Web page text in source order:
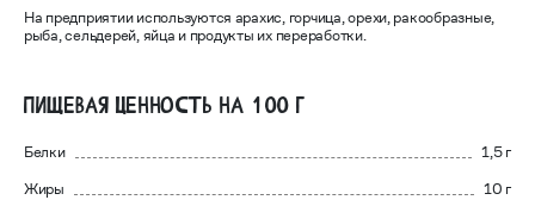
На предприятии используются арахис, горчица, орехи, ракообразные,
рыба, сельдерей, яйца и продукты их переработки.
Пищевая ценность на 100 г
Белки
1,5 г
Жиры
10 г